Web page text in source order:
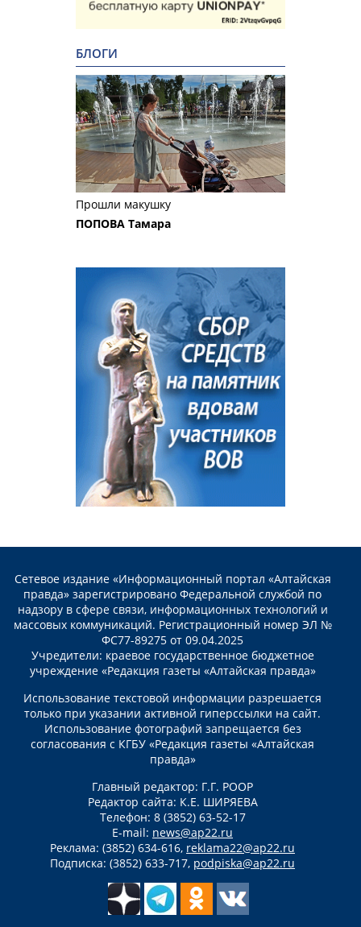
БЛОГИ
Прошли макушку
ПОПОВА Тамара
Сетевое издание «Информационный портал «Алтайская
правда» зарегистрировано Федеральной службой по
надзору в сфере связи, информационных технологий и
массовых коммуникаций. Регистрационный номер ЭЛ №
ФС77-89275 от 09.04.2025
Учредители: краевое государственное бюджетное
учреждение «Редакция газеты «Алтайская правда»
Использование текстовой информации разрешается
только при указании активной гиперссылки на сайт.
Использование фотографий запрещается без
согласования с КГБУ «Редакция газеты «Алтайская
правда»
Главный редактор: Г.Г. РООР
Редактор сайта: К.Е. ШИРЯЕВА
Телефон: 8 (3852) 63-52-17
E-mail: news@ap22.ru
Реклама: (3852) 634-616, reklama22@ap22.ru
Подписка: (3852) 633-717, podpiska@ap22.ru